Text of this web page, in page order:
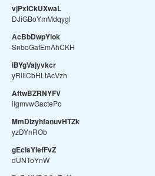
vjPxlCkUXwaL
DJiGBoYmMdqygl
AcBbDwpYlok
SnboGafEmAhCKH
iBYgVajyvkcr
yRiIlCbHLtAcVzh
AftwBZRNYFV
iIgmvwGactePo
MmDIzyhfanuvHTZk
yzDYnROb
gEcIsYlefFvZ
dUNToYnW